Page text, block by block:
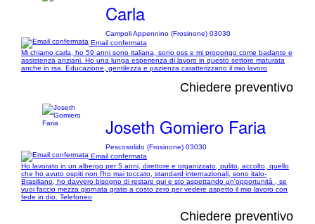
Carla
Campoli Appennino (Frosinone) 03030
Email confermata
Mi chiamo carla, ho 59 anni sono italiana, sono oss e mi propongo come badante e
assistenza anziani. Ho una lunga esperienza di lavoro in questo settore maturata
anche in rsa. Educazione, gentilezza e pazienza caratterizzano il mio lavoro
Chiedere preventivo
Joseth Gomiero Faria
Pescosolido (Frosinone) 03030
Email confermata
Ho lavorato in un albergo per 5 anni, direttore e organizzato, pulito, accolto, quello
che ho avuto ospiti non l'ho mai toccato, standard internazionali, sono italo-
Brasiliano, ho davvero bisogno di restare qui e sto aspettando un'opportunità , se
vuoi faccio mezza giornata gratis a costo zero per vedere aspetto il mio lavoro con
fede in dio. Telefoneo
Chiedere preventivo